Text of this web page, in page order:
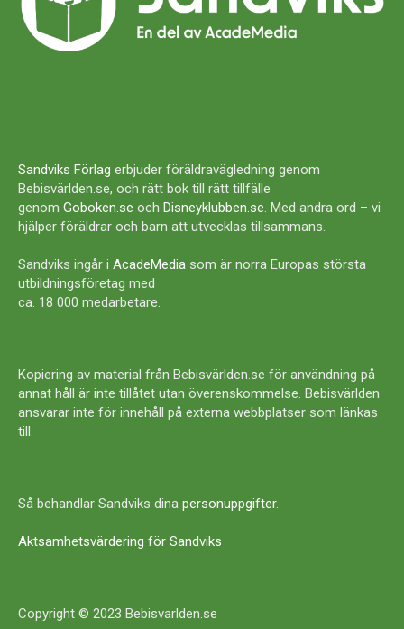
Sandviks Förlag erbjuder föräldravägledning genom
Bebisvärlden.se, och rätt bok till rätt tillfälle
genom Goboken.se och Disneyklubben.se. Med andra ord – vi
hjälper föräldrar och barn att utvecklas tillsammans.
Sandviks ingår i AcadeMedia som är norra Europas största
utbildningsföretag med
ca. 18 000 medarbetare.
Kopiering av material från Bebisvärlden.se för användning på
annat håll är inte tillåtet utan överenskommelse. Bebisvärlden
ansvarar inte för innehåll på externa webbplatser som länkas
till.
Så behandlar Sandviks dina personuppgifter.
Aktsamhetsvärdering för Sandviks
Copyright © 2023 Bebisvarlden.se